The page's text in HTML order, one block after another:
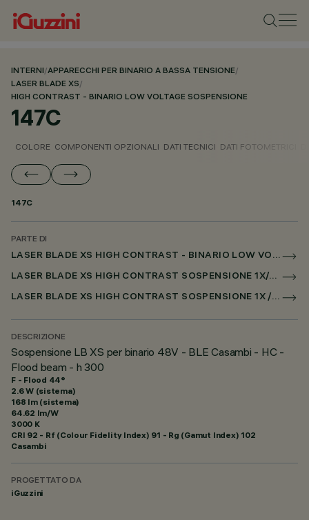
INTERNI/APPARECCHI PER BINARIO A BASSA TENSIONE/
LASER BLADE XS/
HIGH CONTRAST - BINARIO LOW VOLTAGE SOSPENSIONE
147C
COLORE COMPONENTI OPZIONALI DATI TECNICI DATI FOTOMETRICI
147C
PARTE DI
LASER BLADE XS HIGH CONTRAST - BINARIO LOW VOLTAGE SOSPENSIONE
LASER BLADE XS HIGH CONTRAST SOSPENSIONE 1X/4X/9X PER BINARIO LOW VOLTAGE CASAMBI
LASER BLADE XS HIGH CONTRAST SOSPENSIONE 1X / 4X / 9X PER SUPERRAIL CASAMBI
DESCRIZIONE
Sospensione LB XS per binario 48V - BLE Casambi - HC -
Flood beam - h 300
F - Flood 44°
2.6 W (sistema)
168 lm (sistema)
64.62 lm/W
3000 K
CRI 92 - Rf (Colour Fidelity Index) 91 - Rg (Gamut Index) 102
Casambi
PROGETTATO DA
iGuzzini